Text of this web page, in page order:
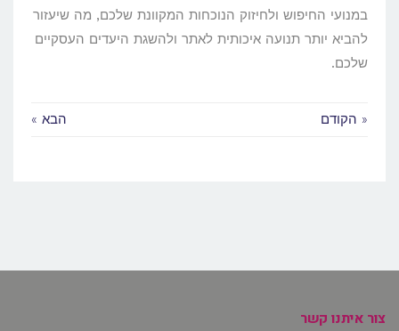
במנועי החיפוש ולחיזוק הנוכחות המקוונת שלכם, מה שיעזור
להביא יותר תנועה איכותית לאתר ולהשגת היעדים העסקיים
שלכם.
« הקודם הבא »
צור איתנו קשר